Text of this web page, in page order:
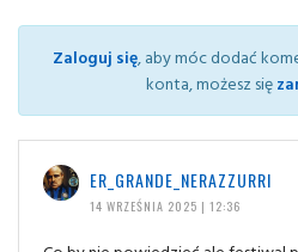
Zaloguj się, aby móc dodać
konta, możesz się
ER_GRANDE_NERAZZURRI
14 WRZEŚNIA 2025 | 12:36